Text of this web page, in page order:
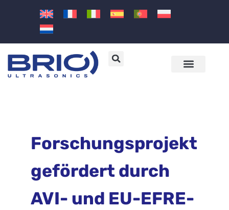
Forschungsprojekt
gefördert durch
AVI- und EU-EFRE-